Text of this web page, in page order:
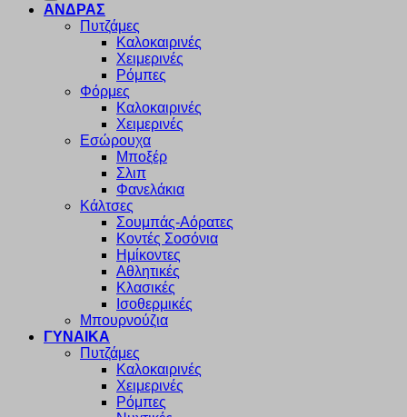
ΑΝΔΡΑΣ
Πυτζάμες
Καλοκαιρινές
Χειμερινές
Ρόμπες
Φόρμες
Καλοκαιρινές
Χειμερινές
Εσώρουχα
Μποξέρ
Σλιπ
Φανελάκια
Κάλτσες
Σουμπάς-Αόρατες
Κοντές Σοσόνια
Ημίκοντες
Αθλητικές
Κλασικές
Ισοθερμικές
Μπουρνούζια
ΓΥΝΑΙΚΑ
Πυτζάμες
Καλοκαιρινές
Χειμερινές
Ρόμπες